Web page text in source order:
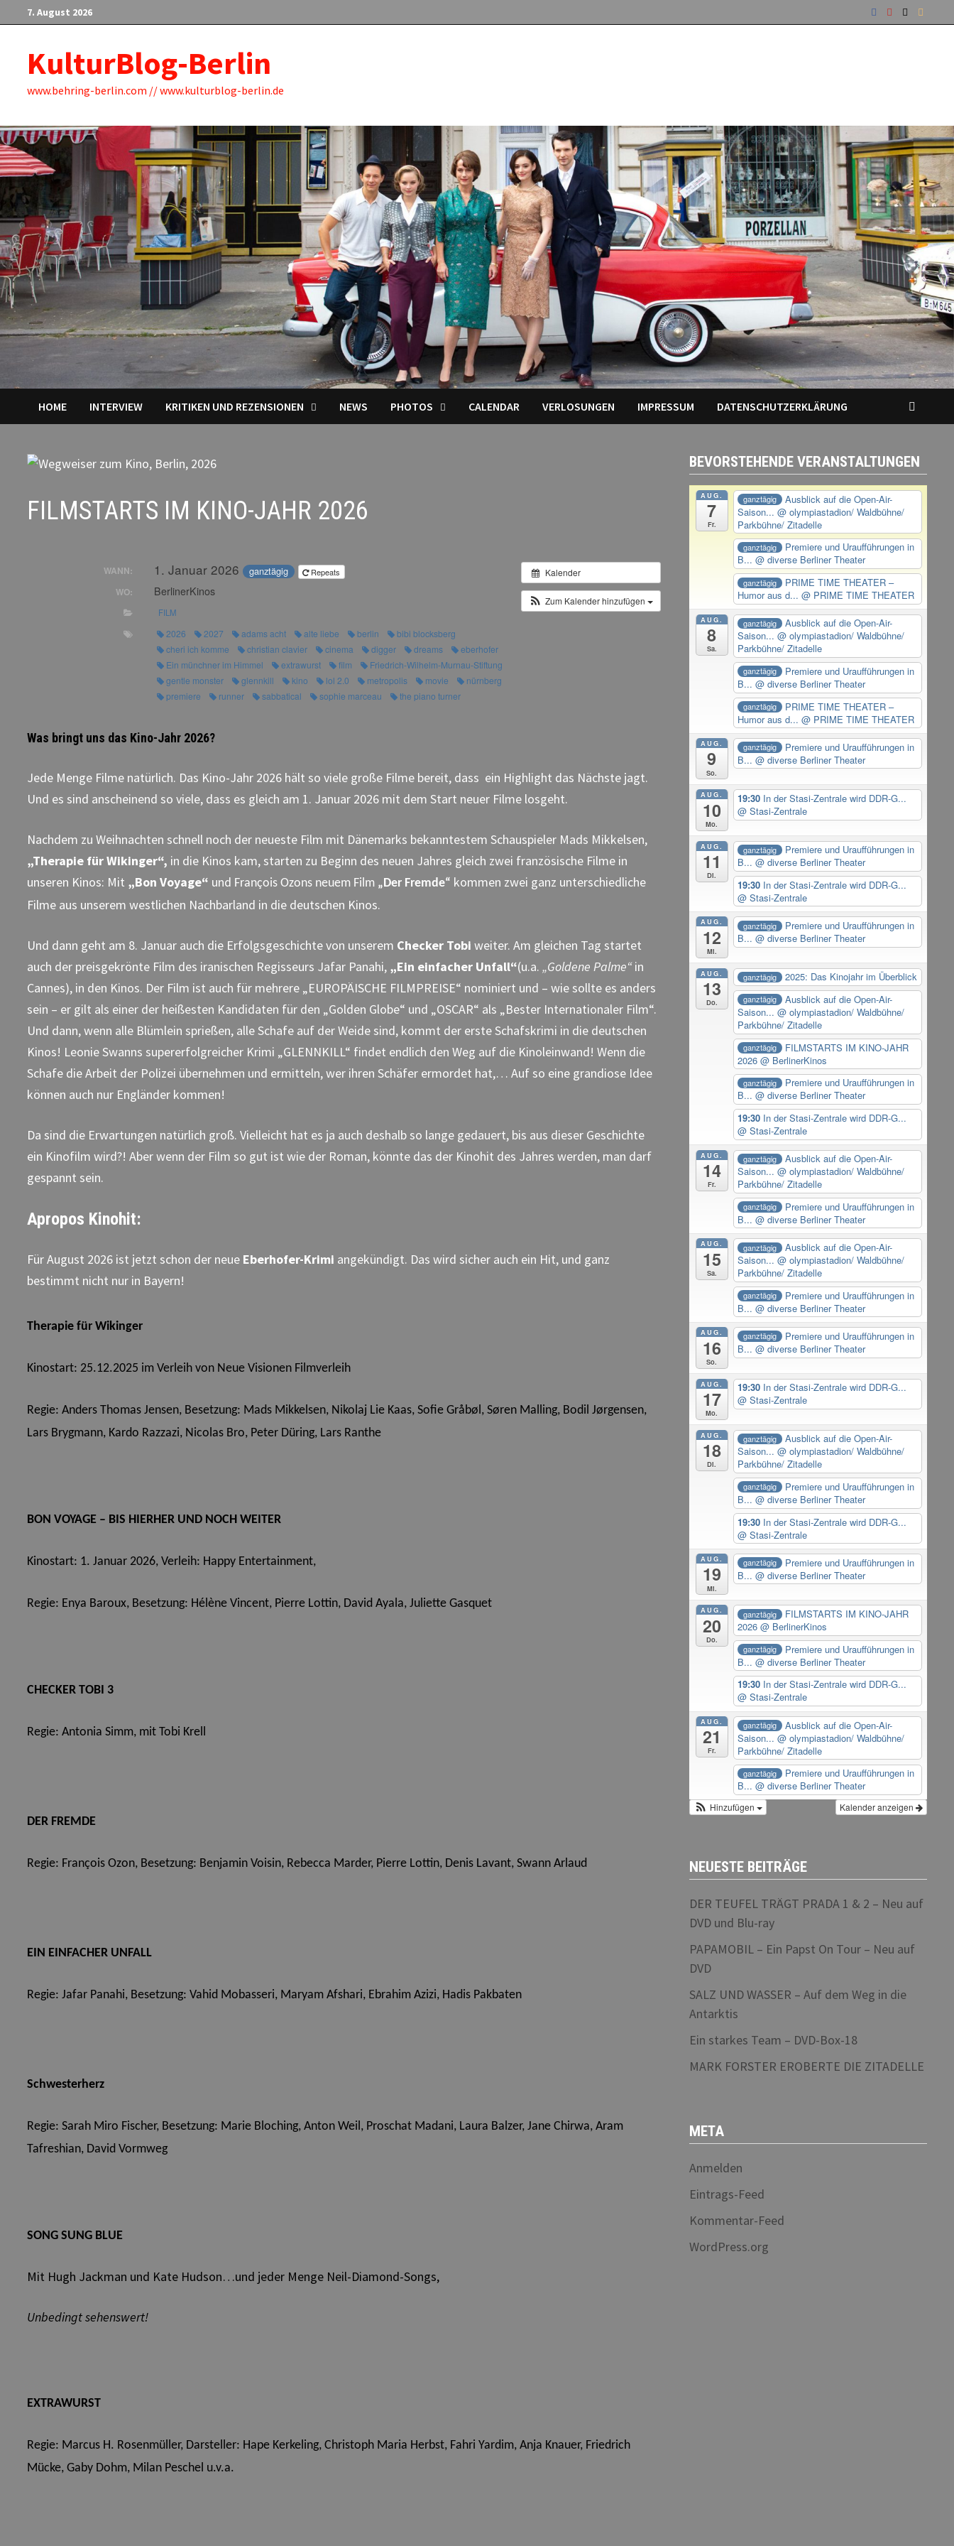
Inhalt
7. August 2026
KulturBlog-Berlin
www.behring-berlin.com // www.kulturblog-berlin.de
HOME INTERVIEW KRITIKEN UND REZENSIONEN NEWS PHOTOS CALENDAR VERLOSUNGEN IMPRESSUM DATENSCHUTZERKLÄRUNG
FILMSTARTS IM KINO-JAHR 2026
Kalender
Zum Kalender hinzufügen
WANN: 1. Januar 2026 ganztägig Repeats
WO: BerlinerKinos
FILM
2026 2027 adams acht alte liebe berlin
bibi blocksberg
cheri ich komme
christian clavier cinema digger dreams
eberhofer
Ein münchner im Himmel
extrawurst film
Friedrich-Wilhelm-Murnau-Stiftung
gentle monster
glennkill kino lol 2.0 metropolis movie
nürnberg
premiere
runner sabbatical sophie marceau the piano turner
Was bringt uns das Kino-Jahr 2026?
Jede Menge Filme natürlich. Das Kino-Jahr 2026 hält so viele große Filme bereit, dass ein Highlight das Nächste jagt.
Und es sind anscheinend so viele, dass es gleich am 1. Januar 2026 mit dem Start neuer Filme losgeht.
Nachdem zu Weihnachten schnell noch der neueste Film mit Dänemarks bekanntestem Schauspieler Mads Mikkelsen,
„Therapie für Wikinger“, in die Kinos kam, starten zu Beginn des neuen Jahres gleich zwei französische Filme in
unseren Kinos: Mit „Bon Voyage“ und François Ozons neuem Film „Der Fremde“ kommen zwei ganz unterschiedliche
Filme aus unserem westlichen Nachbarland in die deutschen Kinos.
Und dann geht am 8. Januar auch die Erfolgsgeschichte von unserem Checker Tobi weiter. Am gleichen Tag startet
auch der preisgekrönte Film des iranischen Regisseurs Jafar Panahi, „Ein einfacher Unfall“(u.a.„Goldene Palme“in
Cannes), in den Kinos. Der Film ist auch für mehrere „EUROPÄISCHE FILMPREISE“ nominiert und – wie sollte es anders
sein – er gilt als einer der heißesten Kandidaten für den „Golden Globe“ und „OSCAR“ als „Bester Internationaler Film“.
Und dann, wenn alle Blümlein sprießen, alle Schafe auf der Weide sind, kommt der erste Schafskrimi in die deutschen
Kinos! Leonie Swanns supererfolgreicher Krimi „GLENNKILL“ findet endlich den Weg auf die Kinoleinwand! Wenn die
Schafe die Arbeit der Polizei übernehmen und ermitteln, wer ihren Schäfer ermordet hat,… Auf so eine grandiose Idee
können auch nur Engländer kommen!
Da sind die Erwartungen natürlich groß. Vielleicht hat es ja auch deshalb so lange gedauert, bis aus dieser Geschichte
ein Kinofilm wird?! Aber wenn der Film so gut ist wie der Roman, könnte das der Kinohit des Jahres werden, man darf
gespannt sein.
Apropos Kinohit:
Für August 2026 ist jetzt schon der neue Eberhofer-Krimi angekündigt. Das wird sicher auch ein Hit, und ganz
bestimmt nicht nur in Bayern!
Therapie für Wikinger
Kinostart: 25.12.2025 im Verleih von Neue Visionen Filmverleih
Regie: Anders Thomas Jensen, Besetzung: Mads Mikkelsen, Nikolaj Lie Kaas, Sofie Gråbøl, Søren Malling, Bodil Jørgensen,
Lars Brygmann, Kardo Razzazi, Nicolas Bro, Peter Düring, Lars Ranthe
BON VOYAGE – BIS HIERHER UND NOCH WEITER
Kinostart: 1. Januar 2026, Verleih: Happy Entertainment,
Regie: Enya Baroux, Besetzung: Hélène Vincent, Pierre Lottin, David Ayala, Juliette Gasquet
CHECKER TOBI 3
Regie: Antonia Simm, mit Tobi Krell
DER FREMDE
Regie: François Ozon, Besetzung: Benjamin Voisin, Rebecca Marder, Pierre Lottin, Denis Lavant, Swann Arlaud
EIN EINFACHER UNFALL
Regie: Jafar Panahi, Besetzung: Vahid Mobasseri, Maryam Afshari, Ebrahim Azizi, Hadis Pakbaten
Schwesterherz
Regie: Sarah Miro Fischer, Besetzung: Marie Bloching, Anton Weil, Proschat Madani, Laura Balzer, Jane Chirwa, Aram
Tafreshian, David Vormweg
SONG SUNG BLUE
Mit Hugh Jackman und Kate Hudson…und jeder Menge Neil-Diamond-Songs,
Unbedingt sehenswert!
EXTRAWURST
Regie: Marcus H. Rosenmüller, Darsteller: Hape Kerkeling, Christoph Maria Herbst, Fahri Yardim, Anja Knauer, Friedrich
Mücke, Gaby Dohm, Milan Peschel u.v.a.
BEVORSTEHENDE VERANSTALTUNGEN
AUG.
7
Fr.
ganztägig
Ausblick auf die Open-Air-
Saison...@ olympiastadion/ Waldbühne/
Parkbühne/ Zitadelle
ganztägig
Premiere und Uraufführungen in
B...@ diverse Berliner Theater
ganztägig
PRIME TIME THEATER –
Humor aus d...@ PRIME TIME THEATER
AUG.
8
Sa.
ganztägig
Ausblick auf die Open-Air-
Saison...@ olympiastadion/ Waldbühne/
Parkbühne/ Zitadelle
ganztägig
Premiere und Uraufführungen in
B...@ diverse Berliner Theater
ganztägig
PRIME TIME THEATER –
Humor aus d...@ PRIME TIME THEATER
AUG.
9
So.
ganztägig
Premiere und Uraufführungen in
B...@ diverse Berliner Theater
AUG.
10
Mo.
19:30 In der Stasi-Zentrale wird DDR-G...
@ Stasi-Zentrale
AUG.
11
Di.
ganztägig
Premiere und Uraufführungen in
B...@ diverse Berliner Theater
19:30 In der Stasi-Zentrale wird DDR-G...
@ Stasi-Zentrale
AUG.
12
Mi.
ganztägig
Premiere und Uraufführungen in
B...@ diverse Berliner Theater
AUG.
13
Do.
ganztägig 2025: Das Kinojahr im Überblick
ganztägig
Ausblick auf die Open-Air-
Saison...@ olympiastadion/ Waldbühne/
Parkbühne/ Zitadelle
ganztägig
FILMSTARTS IM KINO-JAHR
2026@ BerlinerKinos
ganztägig
Premiere und Uraufführungen in
B...@ diverse Berliner Theater
19:30 In der Stasi-Zentrale wird DDR-G...
@ Stasi-Zentrale
AUG.
14
Fr.
ganztägig
Ausblick auf die Open-Air-
Saison...@ olympiastadion/ Waldbühne/
Parkbühne/ Zitadelle
ganztägig
Premiere und Uraufführungen in
B...@ diverse Berliner Theater
AUG.
15
Sa.
ganztägig
Ausblick auf die Open-Air-
Saison...@ olympiastadion/ Waldbühne/
Parkbühne/ Zitadelle
ganztägig
Premiere und Uraufführungen in
B...@ diverse Berliner Theater
AUG.
16
So.
ganztägig
Premiere und Uraufführungen in
B...@ diverse Berliner Theater
AUG.
17
Mo.
19:30 In der Stasi-Zentrale wird DDR-G...
@ Stasi-Zentrale
AUG.
18
Di.
ganztägig
Ausblick auf die Open-Air-
Saison...@ olympiastadion/ Waldbühne/
Parkbühne/ Zitadelle
ganztägig
Premiere und Uraufführungen in
B...@ diverse Berliner Theater
19:30 In der Stasi-Zentrale wird DDR-G...
@ Stasi-Zentrale
AUG.
19
Mi.
ganztägig
Premiere und Uraufführungen in
B...@ diverse Berliner Theater
AUG.
20
Do.
ganztägig
FILMSTARTS IM KINO-JAHR
2026@ BerlinerKinos
ganztägig
Premiere und Uraufführungen in
B...@ diverse Berliner Theater
19:30 In der Stasi-Zentrale wird DDR-G...
@ Stasi-Zentrale
AUG.
21
Fr.
ganztägig
Ausblick auf die Open-Air-
Saison...@ olympiastadion/ Waldbühne/
Parkbühne/ Zitadelle
ganztägig
Premiere und Uraufführungen in
B...@ diverse Berliner Theater
Kalender anzeigen
Hinzufügen
NEUESTE BEITRÄGE
DER TEUFEL TRÄGT PRADA 1 & 2 – Neu auf
DVD und Blu-ray
PAPAMOBIL – Ein Papst On Tour – Neu auf
DVD
SALZ UND WASSER – Auf dem Weg in die
Antarktis
Ein starkes Team – DVD-Box-18
MARK FORSTER EROBERTE DIE ZITADELLE
META
Anmelden
Eintrags-Feed
Kommentar-Feed
WordPress.org